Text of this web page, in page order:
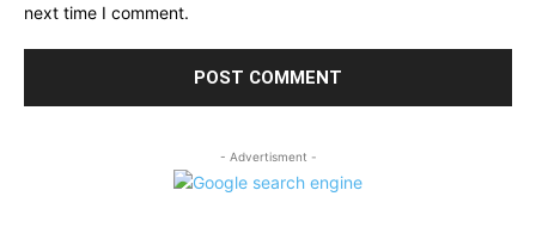
next time I comment.
- Advertisment -